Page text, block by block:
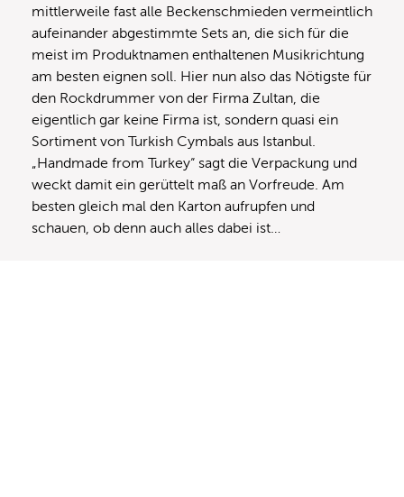
mittlerweile fast alle Beckenschmieden vermeintlich
aufeinander abgestimmte Sets an, die sich für die
meist im Produktnamen enthaltenen Musikrichtung
am besten eignen soll. Hier nun also das Nötigste für
den Rockdrummer von der Firma Zultan, die
eigentlich gar keine Firma ist, sondern quasi ein
Sortiment von Turkish Cymbals aus Istanbul.
„Handmade from Turkey“ sagt die Verpackung und
weckt damit ein gerüttelt maß an Vorfreude. Am
besten gleich mal den Karton aufrupfen und
schauen, ob denn auch alles dabei ist…